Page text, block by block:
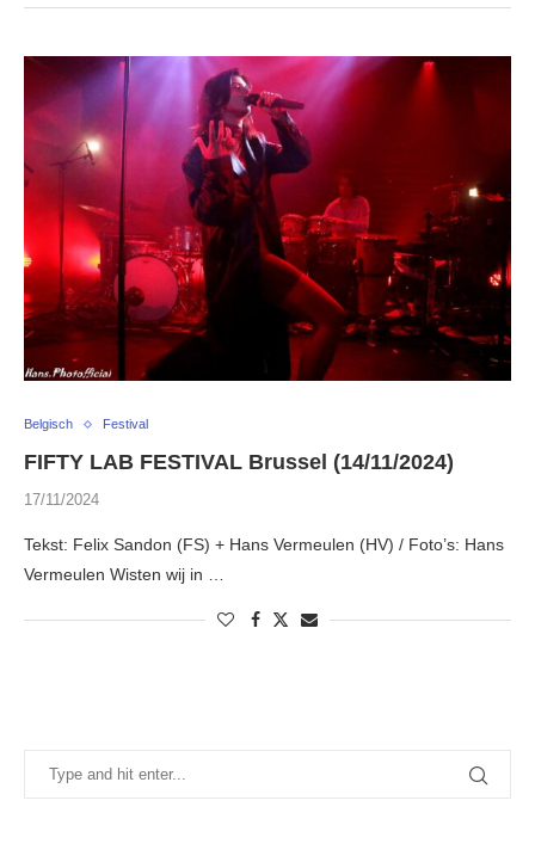
Belgisch Festival
FIFTY LAB FESTIVAL Brussel (14/11/2024)
17/11/2024
Tekst: Felix Sandon (FS) + Hans Vermeulen (HV) / Foto’s: Hans
Vermeulen Wisten wij in …